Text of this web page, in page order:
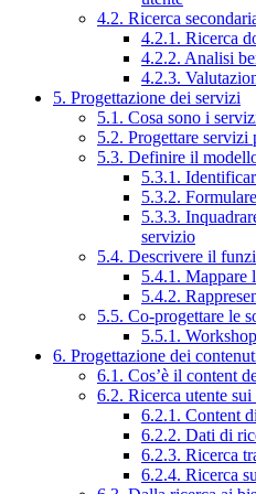
4.2. Ricerca
4.2.1. Ricerca
4.2.2. Analisi
4.2.3.
5. Progettazione dei servizi
5.1. Cosa sono i
5.2. Progettare
5.3. Definire il
5.3.1.
5.3.2.
5.3.3.
servizio
5.4. Descrivere il
5.4.1. Mappare
5.4.2.
5.5. Co-progettare le
5.5.1.
6. Progettazione dei
6.1. Cos’è il content
6.2. Ricerca utente
6.2.1. Content
6.2.2. Dati di
6.2.3. Ricerca
6.2.4. Ricerca